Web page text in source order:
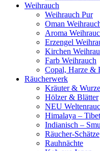
Weihrauch
Weihrauch Pur
Oman
Aroma
Erzengel
Kirchen
Farb Weihrauch
Copal, Harze &
Räucherwerk
Kräuter &
Hölzer & Blätter
NEU
Himalaya –
Indianisch –
Räucher-Schätze
Rauhnächte